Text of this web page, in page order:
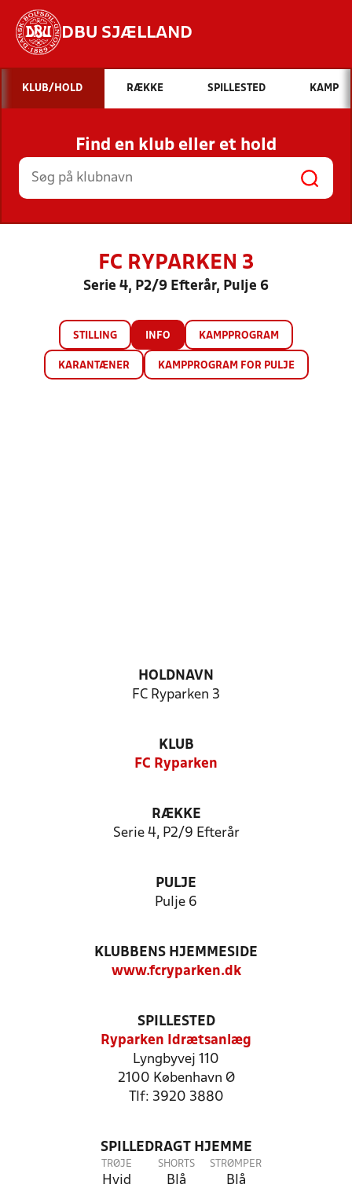
DBU SJÆLLAND
Hvad vil du søge efter?
INDHOLD OG NYHEDER
STILLINGER, RESULTATER, KLUBBER OG
HOLD
KLUB/HOLD RÆKKE SPILLESTED KAMP
Find en klub eller et hold
FC RYPARKEN 3
Serie 4, P2/9 Efterår, Pulje 6
STILLING INFO KAMPPROGRAM
KARANTÆNER KAMPPROGRAM FOR PULJE
HOLDNAVN
FC Ryparken 3
KLUB
FC Ryparken
RÆKKE
Serie 4, P2/9 Efterår
PULJE
Pulje 6
KLUBBENS HJEMMESIDE
www.fcryparken.dk
SPILLESTED
Ryparken Idrætsanlæg
Lyngbyvej 110
2100 København Ø
Tlf: 3920 3880
SPILLEDRAGT HJEMME
TRØJE
Hvid
SHORTS
Blå
STRØMPER
Blå